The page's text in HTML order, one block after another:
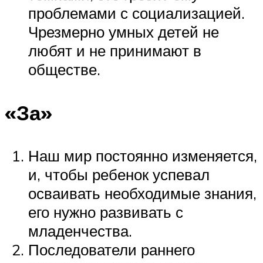
проблемами с социализацией.
Чрезмерно умных детей не
любят и не принимают в
обществе.
«За»
Наш мир постоянно изменяется,
и, чтобы ребенок успевал
осваивать необходимые знания,
его нужно развивать с
младенчества.
Последователи раннего